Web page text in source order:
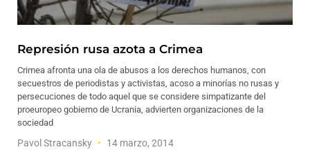
Represión rusa azota a Crimea
Crimea afronta una ola de abusos a los derechos humanos, con
secuestros de periodistas y activistas, acoso a minorías no rusas y
persecuciones de todo aquel que se considere simpatizante del
proeuropeo gobierno de Ucrania, advierten organizaciones de la
sociedad
Pavol Stracansky 14 marzo, 2014